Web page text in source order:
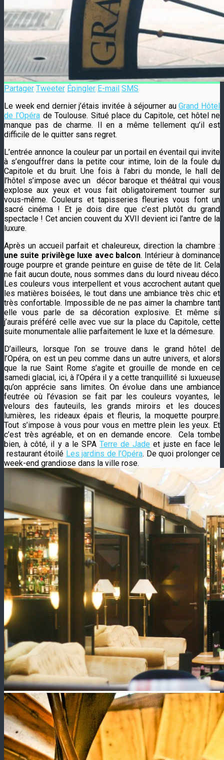
Partager Tweeter Épingler E-mail SMS
Le week end dernier j’étais invitée à séjourner auGrand Hôtel
de l’Opéra de Toulouse. Situé place du Capitole, cet hôtel ne
manque pas de charme. Il en a même tellement qu’il est
difficile de le quitter sans regret.
L’entrée annonce la couleur par un portail en éventail qui invite
à s’engouffrer dans la petite cour intime, loin de la foule du
Capitole et du bruit. Une fois à l’abri du monde, le hall de
l’hôtel s’impose avec un décor baroque et théâtral qui vous
explose aux yeux et vous fait obligatoirement tourner sur
vous-même. Couleurs et tapisseries fleuries vous font un
sacré cinéma ! Et je dois dire que c’est plutôt du grand
spectacle ! Cet ancien couvent du XVII devient ici l’antre de la
luxure.
Après un accueil parfait et chaleureux, direction la chambre :
une suite privilège luxe avec balcon. Intérieur à dominance
rouge pourpre et grande peinture en guise de tête de lit. Cela
ne fait aucun doute, nous sommes dans du lourd niveau déco.
Les couleurs vous interpellent et vous accrochent autant que
les matières boisées, le tout dans une ambiance très chic et
très confortable. Impossible de ne pas aimer la chambre tant
elle vous parle de sa décoration explosive. Et même si
j’aurais préféré celle avec vue sur la place du Capitole, cette
suite monumentale allie parfaitement le luxe et la démesure.
D’ailleurs, lorsque l’on se trouve dans le grand hôtel de
l’Opéra, on est un peu comme dans un autre univers, et alors
que la rue Saint Rome s’agite et grouille de monde en ce
samedi glacial, ici, à l’Opéra il y a cette tranquillité si luxueuse
qu’on apprécie sans limites. On évolue dans une ambiance
feutrée où l’évasion se fait par les couleurs voyantes, le
velours des fauteuils, les grands miroirs et les douces
lumières, les rideaux épais et fleuris, la moquette pourpre.
Tout s’impose à vous pour vous en mettre plein les yeux. Et
c’est très agréable, et on en demande encore. Cela tombe
bien, à côté, il y a le SPATerre de Jade et juste en face le
restaurant étoilé Les jardins de l’Opéra. De quoi prolonger ce
week-end grandiose dans la ville rose.